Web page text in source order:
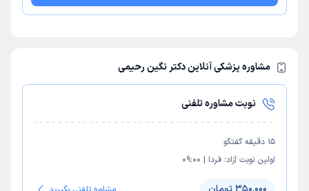
مشاوره پزشکی آنلاین دکتر نگین رحیمی
نوبت مشاوره تلفنی
15 دقیقه گفتگو
اولین نوبت آزاد: فردا |
09:00